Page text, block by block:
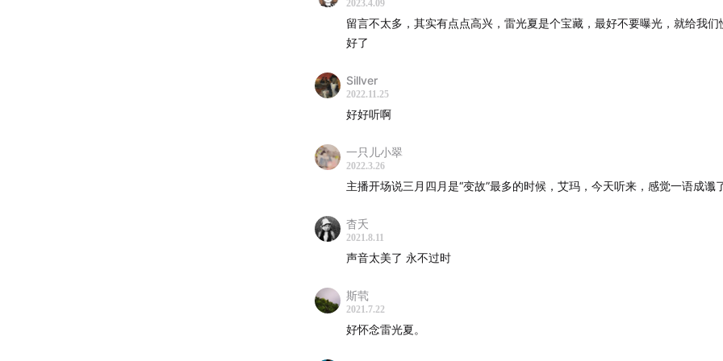
2023.4.09
留言不太多，其实有点点高兴，雷光夏是个宝藏，最好不要曝光，就给我们
好了
Sillver
2022.11.25
好好听啊
一只儿小翠
2022.3.26
主播开场说三月四月是“变故”最多的时候，艾玛，今天听来，感觉一语成谶
杳夭
2021.8.11
声音太美了 永不过时
斯茕
2021.7.22
好怀念雷光夏。